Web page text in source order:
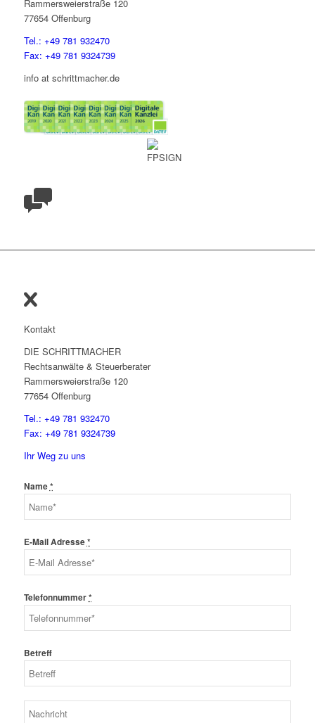
Rammersweierstraße 120
77654 Offenburg
Tel.: +49 781 932470
Fax: +49 781 9324739
info at schrittmacher.de
Kontakt
DIE SCHRITTMACHER
Rechtsanwälte & Steuerberater
Rammersweierstraße 120
77654 Offenburg
Tel.: +49 781 932470
Fax: +49 781 9324739
Ihr Weg zu uns
Name*
E-Mail Adresse*
Telefonnummer*
Betreff